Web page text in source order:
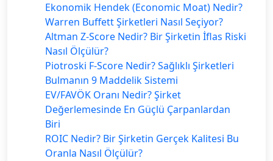
Ekonomik Hendek (Economic Moat) Nedir?
Warren Buffett Şirketleri Nasıl Seçiyor?
Altman Z-Score Nedir? Bir Şirketin İflas Riski
Nasıl Ölçülür?
Piotroski F-Score Nedir? Sağlıklı Şirketleri
Bulmanın 9 Maddelik Sistemi
EV/FAVÖK Oranı Nedir? Şirket
Değerlemesinde En Güçlü Çarpanlardan
Biri
ROIC Nedir? Bir Şirketin Gerçek Kalitesi Bu
Oranla Nasıl Ölçülür?